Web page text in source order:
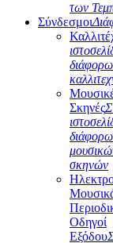
των
Σύνδεσμοι
Σκηνές
σκηνών
Οδηγοί
Εξόδου